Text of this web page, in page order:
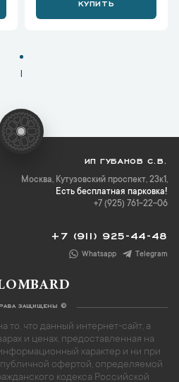
КУПИТЬ
1
ИП ГУБАНОВ С.В.
Москва, Кутузовский проспект, 23к1,
Есть бесплатная парковка!
+7 (925) 761-22-06
+7 (911) 925-44-48
Whatsapp Telegram
защищены ©
что данный интернет-сайт, а
и ценах, предоставленная на
характер и ни при
публичной офертой, определяемой
кодекса Российской